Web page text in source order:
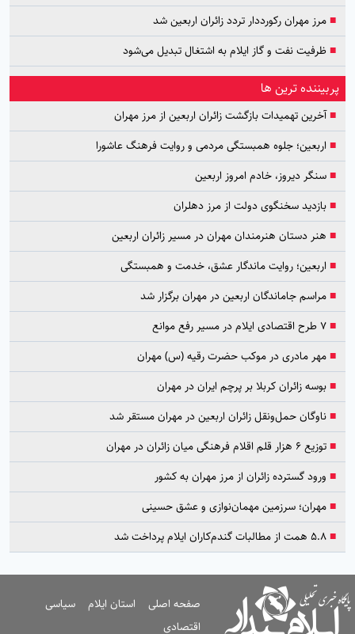
■مرز مهران رکورددار تردد زائران اربعین شد
■ظرفیت نفت و گاز ایلام به اشتغال تبدیل می‌شود
پربیننده ترین ها
■آخرین تهمیدات بازگشت زائران اربعین از مرز مهران
■ اربعین؛ جلوه همبستگی مردمی و روایت فرهنگ عاشورا
■سنگر دیروز، خادم امروز اربعین
■بازدید سخنگوی دولت از مرز دهلران
■ هنر دستان هنرمندان مهران در مسیر زائران اربعین
■ اربعین؛ روایت ماندگار عشق، خدمت و همبستگی
■مراسم جاماندگان اربعین در مهران برگزار شد
■۷ طرح اقتصادی ایلام در مسیر رفع موانع
■مهر مادری در موکب حضرت رقیه (س) مهران
■بوسه زائران کربلا بر پرچم ایران در مهران
■ناوگان حمل‌ونقل زائران اربعین در مهران مستقر شد
■توزیع ۶ هزار قلم اقلام فرهنگی میان زائران در مهران
■ ورود گسترده زائران از مرز مهران به کشور
■مهران؛ سرزمین مهمان‌نوازی و عشق حسینی
■۵.۸ همت از مطالبات گندم‌کاران ایلام پرداخت شد
صفحه اصلی استان ایلام
سیاسی
اقتصادی